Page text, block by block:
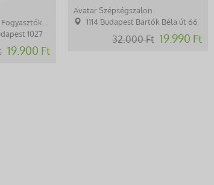
1027
19.900 Ft
Avatar Szépségszalon
1114 Budapest Bartók Béla út 66
32.000 Ft 19.990 Ft